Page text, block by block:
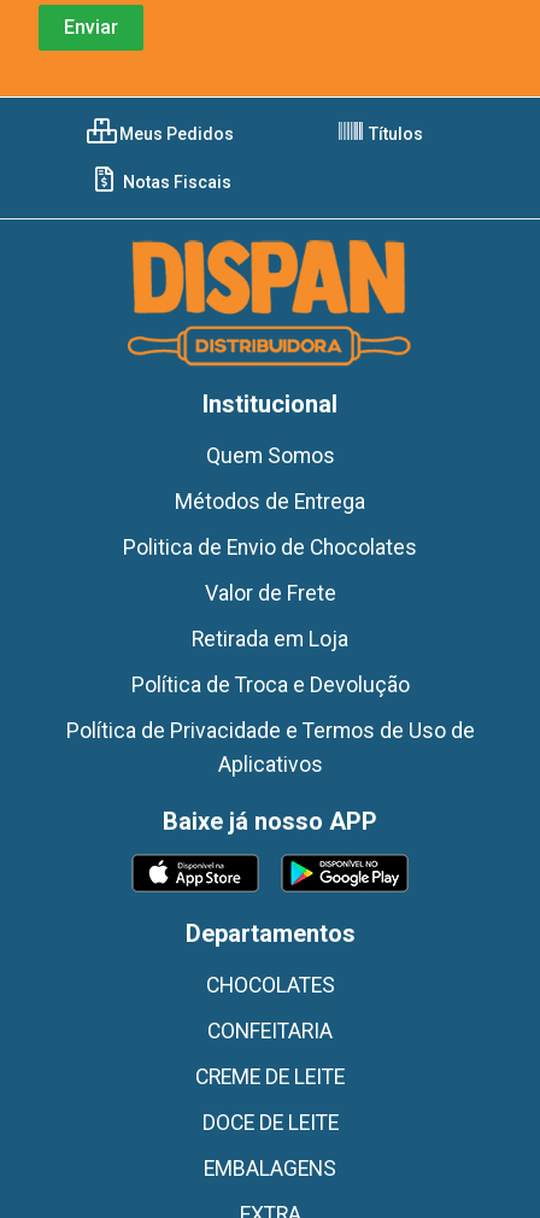
Meus Pedidos Títulos
Notas Fiscais
Institucional
Quem Somos
Métodos de Entrega
Politica de Envio de Chocolates
Valor de Frete
Retirada em Loja
Política de Troca e Devolução
Política de Privacidade e Termos de Uso de
Aplicativos
Baixe já nosso APP
Departamentos
CHOCOLATES
CONFEITARIA
CREME DE LEITE
DOCE DE LEITE
EMBALAGENS